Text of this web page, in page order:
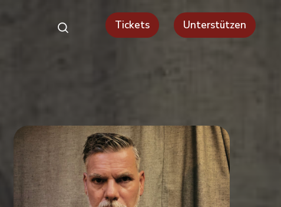
Tickets Unterstützen